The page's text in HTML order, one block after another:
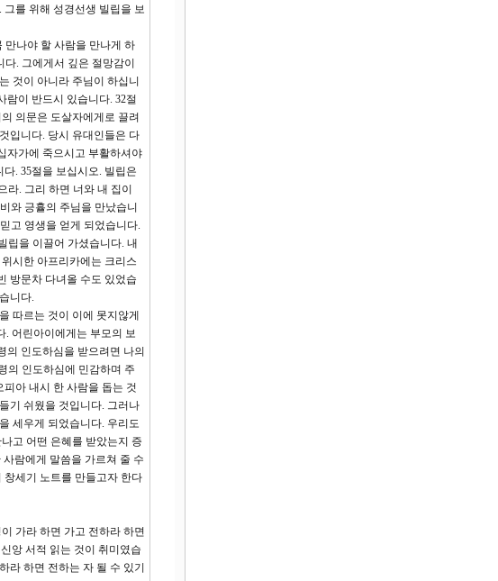
를 위해 성경선생 빌립을 보
만나야 할 사람을 만나게 하
. 그에게서 깊은 절망감이
것이 아니라 주님이 하십니
람이 반드시 있습니다. 32절
의문은 도살자에게로 끌려
입니다. 당시 유대인들은 다
자가에 죽으시고 부활하셔야
. 35절을 보십시오. 빌립은
. 그리 하면 너와 내 집이
와 긍휼의 주님을 만났습니
고 영생을 얻게 되었습니다.
립을 이끌어 가셨습니다. 내
시한 아프리카에는 크리스
방문차 다녀올 수도 있었습
니다.
따르는 것이 이에 못지않게
. 어린아이에게는 부모의 보
의 인도하심을 받으려면 나의
의 인도하심에 민감하며 주
아 내시 한 사람을 돕는 것
기 쉬웠을 것입니다. 그러나
세우게 되었습니다. 우리도
고 어떤 은혜를 받았는지 증
람에게 말씀을 가르쳐 줄 수
세기 노트를 만들고자 한다
가라 하면 가고 전하라 하면
앙 서적 읽는 것이 취미였습
라 하면 전하는 자 될 수 있기